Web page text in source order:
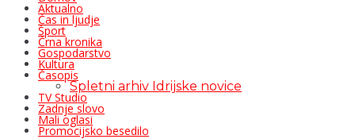
Aktualno
Čas in ljudje
Šport
Črna kronika
Gospodarstvo
Kultura
Časopis
Spletni arhiv Idrijske novice
TV Studio
Zadnje slovo
Mali oglasi
Promocijsko besedilo